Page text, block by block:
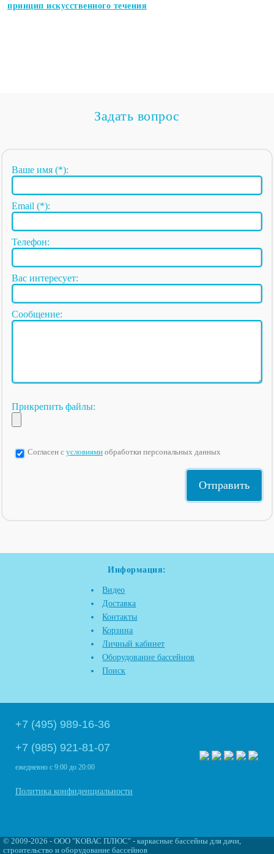
принцип искусственного течения
Задать вопрос
Ваше имя (*):
Email (*):
Телефон:
Вас интересует:
Сообщение:
Прикрепить файлы:
Согласен с условиями обработки персональных данных
Информация:
Видео
Доставка
Контакты
Корзина
Личный кабинет
Оборудование бассейнов
Поиск
+7 (495) 989-16-36
+7 (985) 921-81-07
ежедневно с 9:00 до 20:00
Политика конфиденциальности
© 2009-2026 - ООО "КОВАС ПЛЮС" - каркасные бассейны для дачи,
строительство и оборудование бассейнов